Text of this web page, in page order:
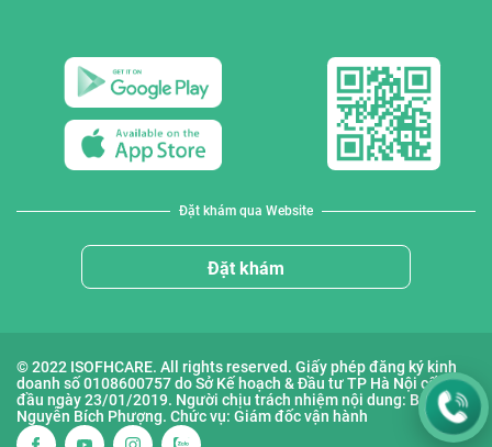
Đặt khám qua Website
Đặt khám
© 2022 ISOFHCARE. All rights reserved. Giấy phép đăng ký kinh
doanh số 0108600757 do Sở Kế hoạch & Đầu tư TP Hà Nội cấp lần
đầu ngày 23/01/2019. Người chịu trách nhiệm nội dung: Bà
Nguyễn Bích Phượng. Chức vụ: Giám đốc vận hành